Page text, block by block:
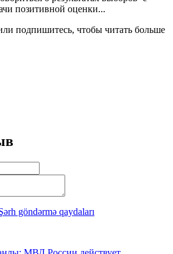
позитивной оценки...
подпишитесь, чтобы читать больше
göndərmə qaydaları